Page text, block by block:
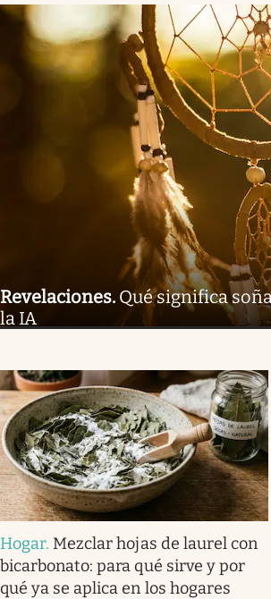
Revelaciones. Qué significa
la IA
Hogar. Mezclar hojas de laurel con
bicarbonato: para qué sirve y por
qué ya se aplica en los hogares